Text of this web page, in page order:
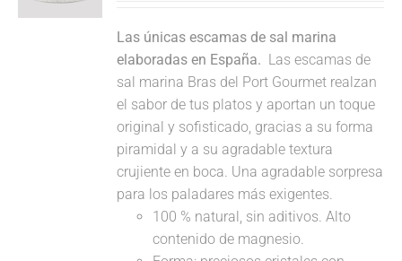
Las únicas escamas de sal marina
elaboradas en España. Las escamas de
sal marina Bras del Port Gourmet realzan
el sabor de tus platos y aportan un toque
original y sofisticado, gracias a su forma
piramidal y a su agradable textura
crujiente en boca. Una agradable sorpresa
para los paladares más exigentes.
100 % natural, sin aditivos. Alto
contenido de magnesio.